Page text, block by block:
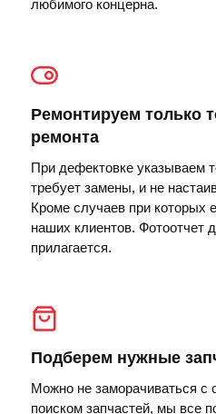
любимого концерна.
Ремонтируем только
ремонта
При дефектовке указываем
требует замены, и не
Кроме случаев при которых
наших клиентов. Фотоотчет
прилагается.
Подберем нужные
Можно не заморачиваться с
поиском запчастей, мы все